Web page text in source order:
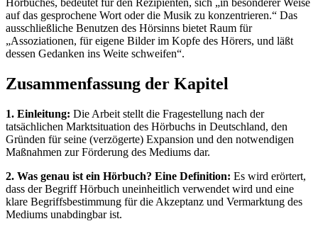
Hörbuches, bedeutet für den Rezipienten, sich „in besonderer Weise
auf das gesprochene Wort oder die Musik zu konzentrieren.“ Das
ausschließliche Benutzen des Hörsinns bietet Raum für
„Assoziationen, für eigene Bilder im Kopfe des Hörers, und läßt
dessen Gedanken ins Weite schweifen“.
Zusammenfassung der Kapitel
1. Einleitung: Die Arbeit stellt die Fragestellung nach der
tatsächlichen Marktsituation des Hörbuchs in Deutschland, den
Gründen für seine (verzögerte) Expansion und den notwendigen
Maßnahmen zur Förderung des Mediums dar.
2. Was genau ist ein Hörbuch? Eine Definition: Es wird erörtert,
dass der Begriff Hörbuch uneinheitlich verwendet wird und eine
klare Begriffsbestimmung für die Akzeptanz und Vermarktung des
Mediums unabdingbar ist.